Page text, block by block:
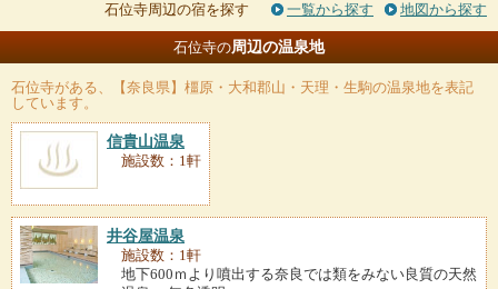
石位寺周辺の宿を探す 一覧から探す 地図から探す
石位寺の周辺の温泉地
石位寺がある、【奈良県】橿原・大和郡山・天理・生駒の温泉地を表記
しています。
信貴山温泉
施設数：1軒
井谷屋温泉
施設数：1軒
地下600ｍより噴出する奈良では類をみない良質の天然